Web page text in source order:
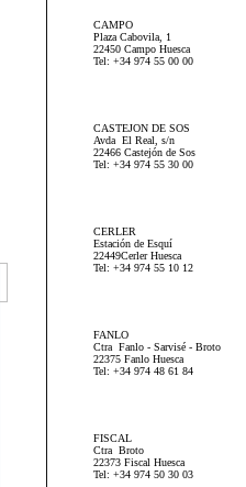
CAMPO
Plaza Cabovila, 1
22450 Campo Huesca
Tel: +34 974 55 00 00
CASTEJON DE SOS
Avda El Real, s/n
22466 Castejón de Sos
Tel: +34 974 55 30 00
CERLER
Estación de Esquí
22449Cerler Huesca
Tel: +34 974 55 10 12
FANLO
Ctra Fanlo - Sarvisé - Broto
22375 Fanlo Huesca
Tel: +34 974 48 61 84
FISCAL
Ctra Broto
22373 Fiscal Huesca
Tel: +34 974 50 30 03